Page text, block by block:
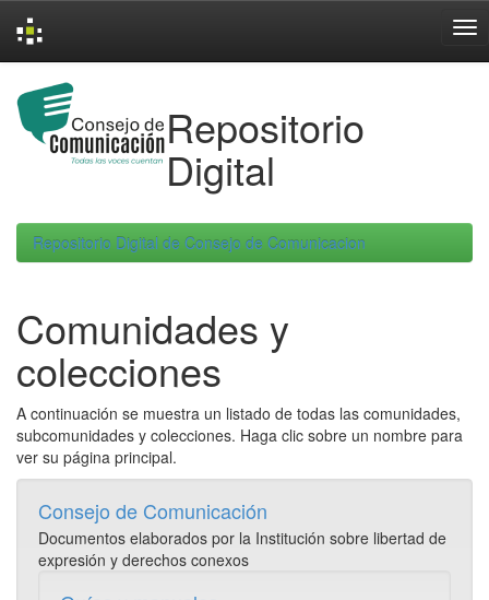
navigation
Repositorio
Digital
Repositorio Digital de Consejo de Comunicacion
Comunidades y
colecciones
A continuación se muestra un listado de todas las comunidades,
subcomunidades y colecciones. Haga clic sobre un nombre para
ver su página principal.
Consejo de Comunicación
Documentos elaborados por la Institución sobre libertad de
expresión y derechos conexos